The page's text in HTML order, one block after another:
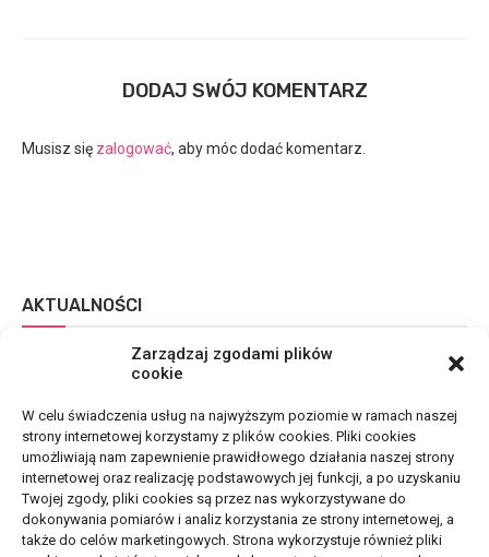
Zarządzaj zgodami plików
cookie
W celu świadczenia usług na najwyższym poziomie w ramach naszej
strony internetowej korzystamy z plików cookies. Pliki cookies
umożliwiają nam zapewnienie prawidłowego działania naszej strony
internetowej oraz realizację podstawowych jej funkcji, a po uzyskaniu
Twojej zgody, pliki cookies są przez nas wykorzystywane do
dokonywania pomiarów i analiz korzystania ze strony internetowej, a
także do celów marketingowych. Strona wykorzystuje również pliki
DODAJ SWÓJ KOMENTARZ
Musisz się zalogować, aby móc dodać komentarz.
AKTUALNOŚCI
Kod blokady a wymiana
baterii lub ekranu
Wskaźniki
rozpoznawalności marki: